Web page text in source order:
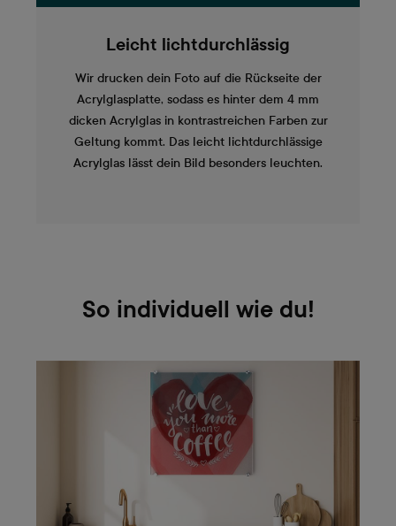
Leicht lichtdurchlässig
Wir drucken dein Foto auf die Rückseite der
Acrylglasplatte, sodass es hinter dem 4 mm
dicken Acrylglas in kontrastreichen Farben zur
Geltung kommt. Das leicht lichtdurchlässige
Acrylglas lässt dein Bild besonders leuchten.
So individuell wie du!